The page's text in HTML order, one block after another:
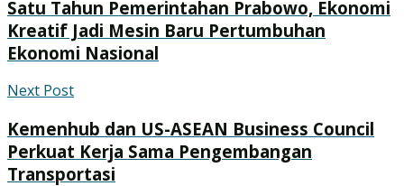
Satu Tahun Pemerintahan Prabowo, Ekonomi
Kreatif Jadi Mesin Baru Pertumbuhan
Ekonomi Nasional
Next Post
Kemenhub dan US-ASEAN Business Council
Perkuat Kerja Sama Pengembangan
Transportasi